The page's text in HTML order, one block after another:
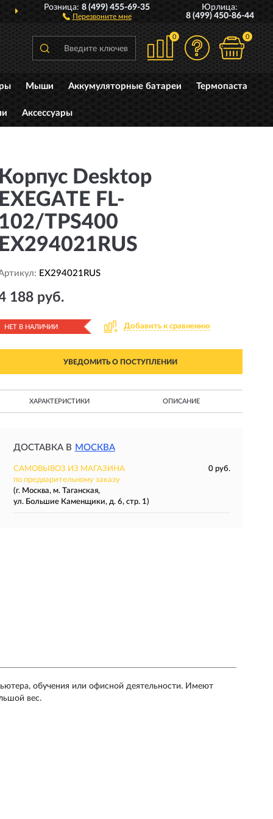
ДОСТАВИМ ПО ВСЕЙ РОССИИ
Розница:8 (499) 455-69-35
Перезвоните мне
Юрлица:
8 (499) 450-86-44
0 0
Мыши Аккумуляторные батареи Термопаста
Аксессуары
Desktop
FL-
TPS400
EX294021RUS
188 руб.
НЕТ В НАЛИЧИИ Добавить к сравнению
УВЕДОМИТЬ О ПОСТУПЛЕНИИ
ХАРАКТЕРИСТИКИ ОПИСАНИЕ
ДОСТАВКА В МОСКВА
САМОВЫВОЗ ИЗ МАГАЗИНА
0 руб.
по предварительному заказу
(г. Москва, м. Таганская,
ул. Большие Каменщики, д. 6, стр. 1)
обучения или офисной деятельности. Имеют
вес.